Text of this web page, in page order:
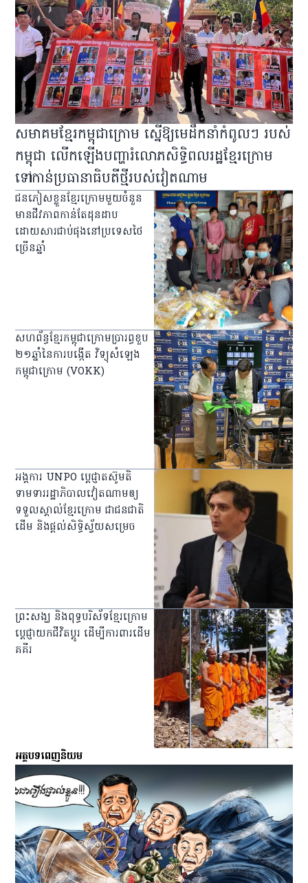
សមាគម​ខ្មែរ​កម្ពុជា​ក្រោម ស្នើ​ឱ្យ​មេ​ដឹក​នាំ​កំពូលៗ របស់​
កម្ពុជា លើក​ឡើង​បញ្ហា​រំលោភ​សិទ្ធិ​ពលរដ្ឋ​ខ្មែរ​ក្រោម
ទៅ​កាន់​ប្រធានាធិបតី​ថ្មី​របស់​វៀតណាម
ជន​ភៀស​ខ្លួន​ខ្មែរ​ក្រោម​មួយ​ចំនួន​
មាន​ជីវភាព​កាន់តែ​ដុនដាប​
ដោយសារ​ជាប់​ផុង​នៅ​ប្រទេស​ថៃ​
ច្រើន​ឆ្នាំ
សហព័ន្ធ​ខ្មែរ​កម្ពុជា​ក្រោមប្រារព្ធ​ខួប
២១ឆ្នាំនៃការ​បង្កើត វិទ្យុ​សំឡេង​
កម្ពុជា​ក្រោម (VOKK)
អង្គការ UNPO ប្ដេជ្ញា​តស៊ូ​មតិ​
ទាមទារ​រដ្ឋាភិបាល​វៀតណាម​ឲ្យ​
ទទួលស្គាល់​ខ្មែរ​ក្រោម ជា​ជនជាតិ​
ដើម និង​ផ្តល់​សិទ្ធិ​ស្វ័យ​សម្រេច
ព្រះសង្ឃ និង​ពុទ្ធបរិស័ទ​ខ្មែរ​ក្រោម​
ប្ដេជ្ញា​យក​ជីវិត​ប្ដូរ ដើម្បី​ការពារ​ដើម​
គគីរ
អត្ថបទពេញនិយម